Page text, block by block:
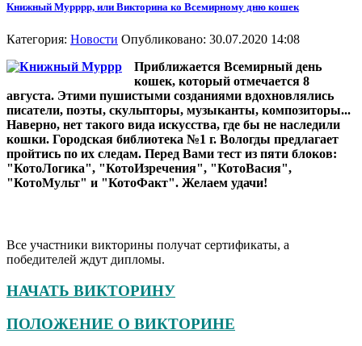
Книжный Мурррр, или Викторина ко Всемирному дню кошек
Категория: Новости Опубликовано: 30.07.2020 14:08
Приближается Всемирный день
кошек, который отмечается 8
августа. Этими пушистыми созданиями вдохновлялись
писатели, поэты, скульпторы, музыканты, композиторы...
Наверно, нет такого вида искусства, где бы не наследили
кошки. Городская библиотека №1 г. Вологды предлагает
пройтись по их следам. Перед Вами тест из пяти блоков:
"КотоЛогика", "КотоИзречения", "КотоВасия",
"КотоМульт" и "КотоФакт". Желаем удачи!
Все участники викторины получат сертификаты, а
победителей ждут дипломы.
НАЧАТЬ ВИКТОРИНУ
ПОЛОЖЕНИЕ О ВИКТОРИНЕ